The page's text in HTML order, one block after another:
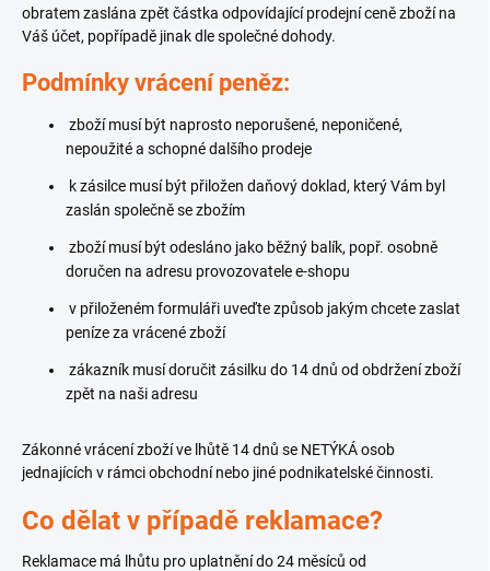
obratem zaslána zpět částka odpovídající prodejní ceně zboží na
Váš účet, popřípadě jinak dle společné dohody.
Podmínky vrácení peněz:
zboží musí být naprosto neporušené, neponičené,
nepoužité a schopné dalšího prodeje
k zásilce musí být přiložen daňový doklad, který Vám byl
zaslán společně se zbožím
zboží musí být odesláno jako běžný balík, popř. osobně
doručen na adresu provozovatele e-shopu
v přiloženém formuláři uveďte způsob jakým chcete zaslat
peníze za vrácené zboží
zákazník musí doručit zásilku do 14 dnů od obdržení zboží
zpět na naši adresu
Zákonné vrácení zboží ve lhůtě 14 dnů se NETÝKÁ osob
jednajících v rámci obchodní nebo jiné podnikatelské činnosti.
Co dělat v případě reklamace?
Reklamace má lhůtu pro uplatnění do 24 měsíců od